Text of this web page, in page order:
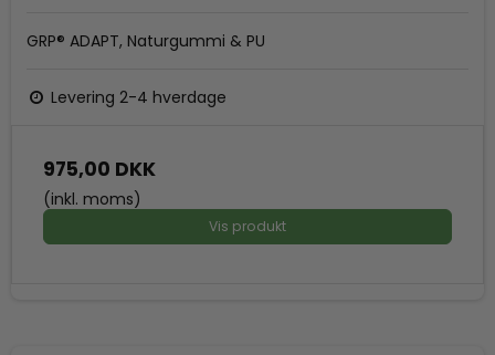
GRP® ADAPT, Naturgummi & PU
Levering 2-4 hverdage
975,00 DKK
(inkl. moms)
Vis produkt